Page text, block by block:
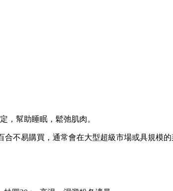
幫助睡眠，鬆弛肌肉。
易購買，通常會在大型超級市場或具規模的